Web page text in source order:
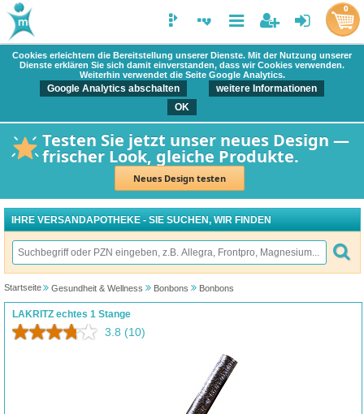
Cookies erleichtern die Bereitstellung unserer Dienste. Mit der Nutzung unserer
Dienste erklären Sie sich damit einverstanden, dass wir Cookies verwenden.
Weiterhin verwendet die Seite Google Analytics.
Google Analytics abschalten
weitere Informationen
OK
Testen Sie jetzt unser neues Design —
frischer Look, gleiche Produkte.
Neues Design testen
0
IHRE VERSANDAPOTHEKE - SIE SUCHEN, WIR FINDEN
Startseite Gesundheit & Wellness Bonbons Bonbons
LAKRITZ echtes 1 Stange
3.8 (10)